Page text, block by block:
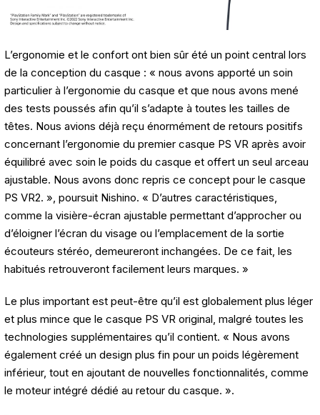
L’ergonomie et le confort ont bien sûr été un point central lors
de la conception du casque : « nous avons apporté un soin
particulier à l’ergonomie du casque et que nous avons mené
des tests poussés afin qu’il s’adapte à toutes les tailles de
têtes. Nous avions déjà reçu énormément de retours positifs
concernant l’ergonomie du premier casque PS VR après avoir
équilibré avec soin le poids du casque et offert un seul arceau
ajustable. Nous avons donc repris ce concept pour le casque
PS VR2. », poursuit Nishino. « D’autres caractéristiques,
comme la visière-écran ajustable permettant d’approcher ou
d’éloigner l’écran du visage ou l’emplacement de la sortie
écouteurs stéréo, demeureront inchangées. De ce fait, les
habitués retrouveront facilement leurs marques. »
Le plus important est peut-être qu’il est globalement plus léger
et plus mince que le casque PS VR original, malgré toutes les
technologies supplémentaires qu’il contient. « Nous avons
également créé un design plus fin pour un poids légèrement
inférieur, tout en ajoutant de nouvelles fonctionnalités, comme
le moteur intégré dédié au retour du casque. ».